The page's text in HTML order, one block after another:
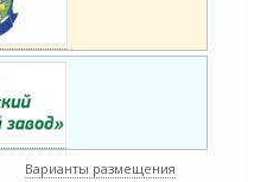
Варианты размещения